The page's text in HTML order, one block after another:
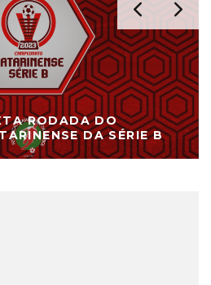
RODADA DO
DA SÉRIE B